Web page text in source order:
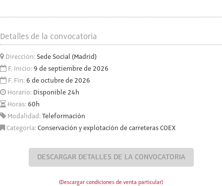
Detalles de la convocatoria
Dirección: Sede Social (Madrid)
F. Inicio: 9 de septiembre de 2026
F. Fin: 6 de octubre de 2026
Horario: Disponible 24h
Horas: 60h
Modalidad: Teleformación
Categoría: Conservación y explotación de carreteras COEX
DESCARGAR DETALLES DE LA CONVOCATORIA
(Descargar condiciones de venta particular)